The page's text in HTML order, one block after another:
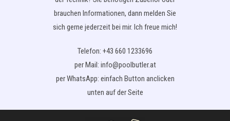
brauchen Informationen, dann melden Sie
sich gerne jederzeit bei mir. Ich freue mich!
Telefon: +43 660 1233696
per Mail: info@poolbutler.at
per WhatsApp: einfach Button anclicken
unten auf der Seite